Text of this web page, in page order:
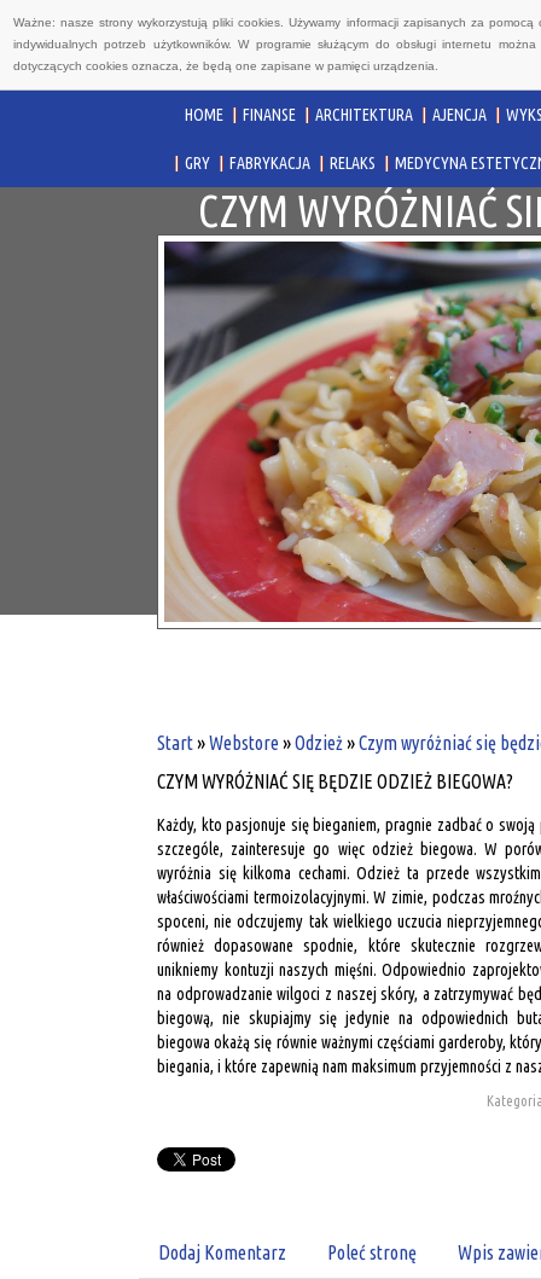
Ważne: nasze strony wykorzystują pliki cookies. Używamy informacji zapisanych za
indywidualnych potrzeb użytkowników. W programie służącym do obsługi internetu
dotyczących cookies oznacza, że będą one zapisane w pamięci urządzenia.
HOME FINANSE ARCHITEKTURA AJENCJA
GRY FABRYKACJA RELAKS MEDYCYNA
CZYM WYRÓŻNIAĆ
Start»Webstore»Odzież »Czym wyróżniać się
CZYM WYRÓŻNIAĆ SIĘ BĘDZIE ODZIEŻ BIEGOWA?
Każdy, kto pasjonuje się bieganiem, pragnie zadbać o
szczególe, zainteresuje go więc odzież biegowa. W
wyróżnia się kilkoma cechami. Odzież ta przede
właściwościami termoizolacyjnymi. W zimie, podczas
spoceni, nie odczujemy tak wielkiego uczucia
również dopasowane spodnie, które skutecznie
unikniemy kontuzji naszych mięśni. Odpowiednio
na odprowadzanie wilgoci z naszej skóry, a zatrzymywać
biegową, nie skupiajmy się jedynie na odpowiednich
biegowa okażą się równie ważnymi częściami garderoby,
biegania, i które zapewnią nam maksimum przyjemności z
Dodaj Komentarz Poleć stronę Wpis